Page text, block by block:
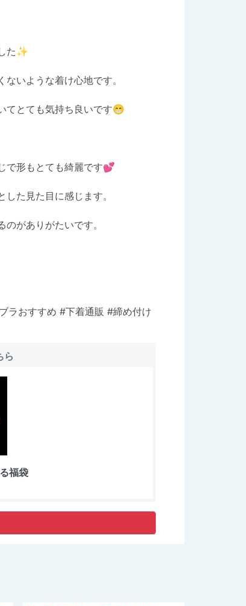
た✨️
いような着け心地です。
てとても気持ち良いです😁
で形もとても綺麗です💕
た見た目に感じます。
がありがたいです。
ラおすすめ #下着通販 #締め付け
ら
福袋